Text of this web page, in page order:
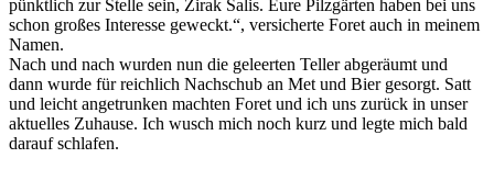
pünktlich zur Stelle sein, Zirak Salis. Eure Pilzgärten haben bei uns
schon großes Interesse geweckt.“, versicherte Foret auch in meinem
Namen.
Nach und nach wurden nun die geleerten Teller abgeräumt und
dann wurde für reichlich Nachschub an Met und Bier gesorgt. Satt
und leicht angetrunken machten Foret und ich uns zurück in unser
aktuelles Zuhause. Ich wusch mich noch kurz und legte mich bald
darauf schlafen.